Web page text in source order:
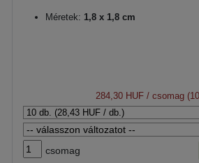
Méretek: 1,8 x 1,8 cm
284,30 HUF/ csomag
csomag